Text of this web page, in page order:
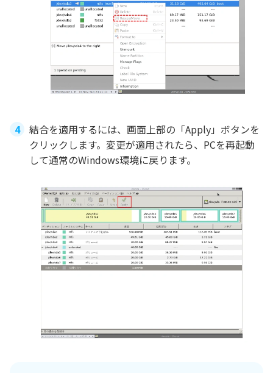
結合を適用するには、画面上部の「Apply」ボタンを
クリックします。変更が適用されたら、PCを再起動
して通常のWindows環境に戻ります。